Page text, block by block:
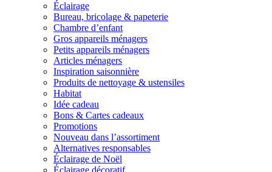
Éclairage
Bureau, bricolage & papeterie
Chambre d’enfant
Gros appareils ménagers
Petits appareils ménagers
Articles ménagers
Inspiration saisonnière
Produits de nettoyage & ustensiles
Habitat
Idée cadeau
Bons & Cartes cadeaux
Promotions
Nouveau dans l’assortiment
Alternatives responsables
Éclairage de Noël
Éclairage décoratif